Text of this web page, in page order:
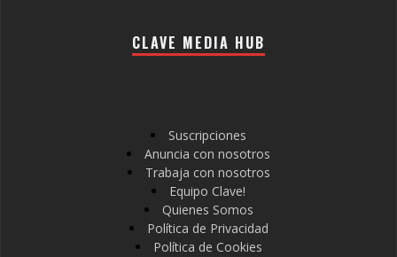
CLAVE MEDIA HUB
Suscripciones
Anuncia con nosotros
Trabaja con nosotros
Equipo Clave!
Quienes Somos
Política de Privacidad
Política de Cookies